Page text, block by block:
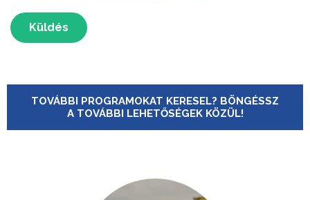
Küldés
TOVÁBBI PROGRAMOKAT KERESEL? BÖNGÉSSZ
A TOVÁBBI LEHETŐSÉGEK KÖZÜL!